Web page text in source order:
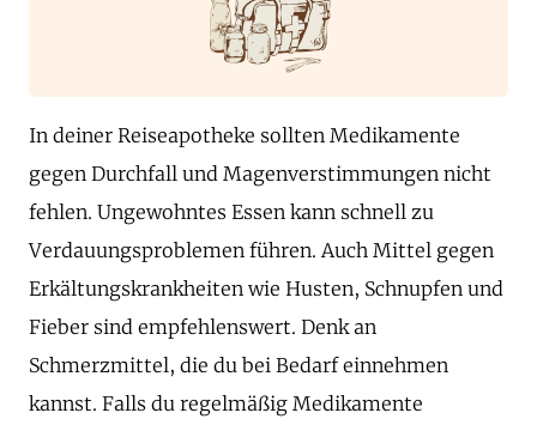
In deiner Reiseapotheke sollten Medikamente
gegen Durchfall und Magenverstimmungen nicht
fehlen. Ungewohntes Essen kann schnell zu
Verdauungsproblemen führen. Auch Mittel gegen
Erkältungskrankheiten wie Husten, Schnupfen und
Fieber sind empfehlenswert. Denk an
Schmerzmittel, die du bei Bedarf einnehmen
kannst. Falls du regelmäßig Medikamente